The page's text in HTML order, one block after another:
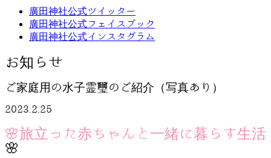
廣田神社公式ツイッター
廣田神社公式フェイスブック
廣田神社公式インスタグラム
お知らせ
ご家庭用の水子霊璽のご紹介（写真あり）
2023.2.25
🌸旅立った赤ちゃんと一緒に暮らす生活
🌸